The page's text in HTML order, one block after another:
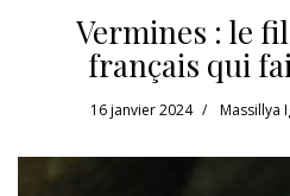
Vermines : le
français qui
16 janvier 2024 Massillya